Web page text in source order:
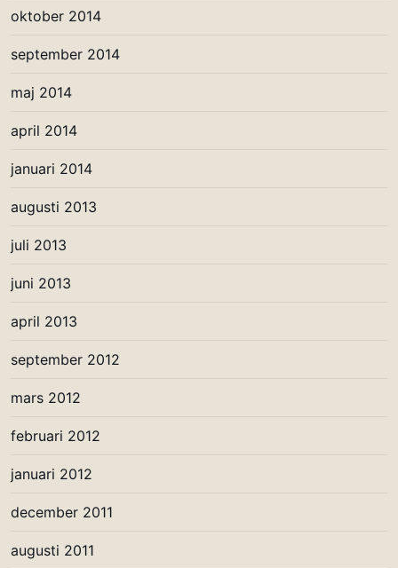
oktober 2014
september 2014
maj 2014
april 2014
januari 2014
augusti 2013
juli 2013
juni 2013
april 2013
september 2012
mars 2012
februari 2012
januari 2012
december 2011
augusti 2011